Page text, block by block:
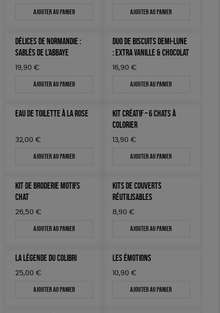
Ajouter au panier Ajouter au panier
DÉLICES DE NORMANDIE :
SABLÉS DE L’ABBAYE
19,90 €
Ajouter au panier
DUO DE BISCUITS DEMI-LUNE
: EXTRA VANILLE & CHOCOLAT
16,90 €
Ajouter au panier
EAU DE TOILETTE À LA ROSE
32,00 €
Ajouter au panier
KIT CRÉATIF – 6 CHATS À
COLORIER
13,90 €
Ajouter au panier
KIT DE BRODERIE MOTIFS
CHAT
26,50 €
Ajouter au panier
KITS DE COUVERTS
RÉUTILISABLES
8,90 €
Ajouter au panier
LA LÉGENDE DU COLIBRI
25,00 €
Ajouter au panier
LES ÉMOTIONS
10,90 €
Ajouter au panier